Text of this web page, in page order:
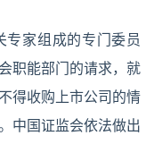
专家组成的专门委员
职能部门的请求，就
得收购上市公司的情
中国证监会依法做出